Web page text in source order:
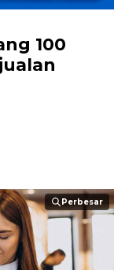
100
Perbesar